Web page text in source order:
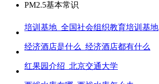
PM2.5基本常识
培训基地_全国社会组织教育培训基地
经济酒店是什么_经济酒店都有什么
红果园介绍_北京交通大学